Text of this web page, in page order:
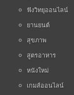
ฟังวิทยุออนไลน์
ยานยนต์
สุขภาพ
สูตรอาหาร
หนังใหม่
เกมส์ออนไลน์